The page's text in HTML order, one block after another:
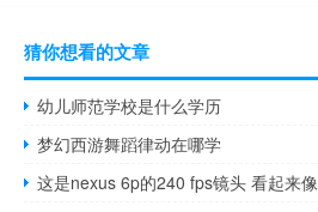
猜你想看的文章
幼儿师范学校是什么学历
梦幻西游舞蹈律动在哪学
这是nexus 6p的240 fps镜头 看起来像